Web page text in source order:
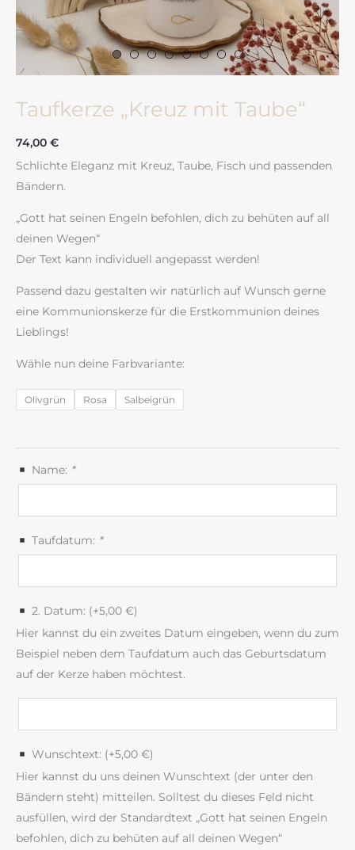
Taufkerze „Kreuz mit Taube“
74,00 €
Schlichte Eleganz mit Kreuz, Taube, Fisch und passenden
Bändern.
„Gott hat seinen Engeln befohlen, dich zu behüten auf all
deinen Wegen“
Der Text kann individuell angepasst werden!
Passend dazu gestalten wir natürlich auf Wunsch gerne
eine Kommunionskerze für die Erstkommunion deines
Lieblings!
Wähle nun deine Farbvariante:
Olivgrün Rosa Salbeigrün
Name: *
Taufdatum: *
2. Datum: (+5,00 €)
Hier kannst du ein zweites Datum eingeben, wenn du zum
Beispiel neben dem Taufdatum auch das Geburtsdatum
auf der Kerze haben möchtest.
Wunschtext: (+5,00 €)
Hier kannst du uns deinen Wunschtext (der unter den
Bändern steht) mitteilen. Solltest du dieses Feld nicht
ausfüllen, wird der Standardtext „Gott hat seinen Engeln
befohlen, dich zu behüten auf all deinen Wegen“